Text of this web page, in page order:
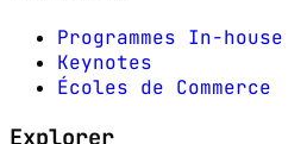
Programmes In-house
Keynotes
Écoles de Commerce
Explorer